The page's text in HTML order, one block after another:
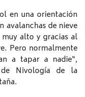
en una orientación
avalanchas de nieve
alto y gracias al
Pero normalmente
a tapar a nadie“,
Nivología de la